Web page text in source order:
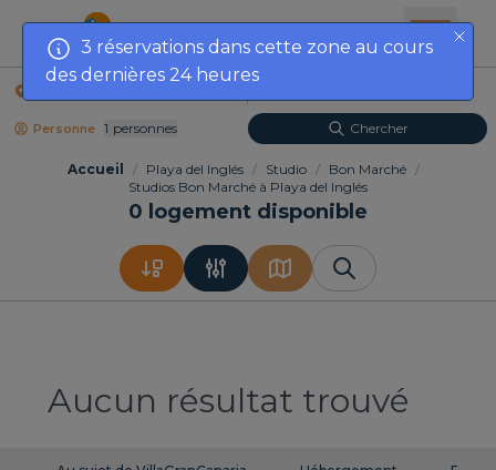
Personne 1 Personnes Chercher
Accueil / Playa del Inglés / Studio / Bon Marché /
Studios Bon Marché à Playa del Inglés
0 logement disponible
Aucun résultat trouvé
3 réservations dans cette zone au cours
des dernières 24 heures